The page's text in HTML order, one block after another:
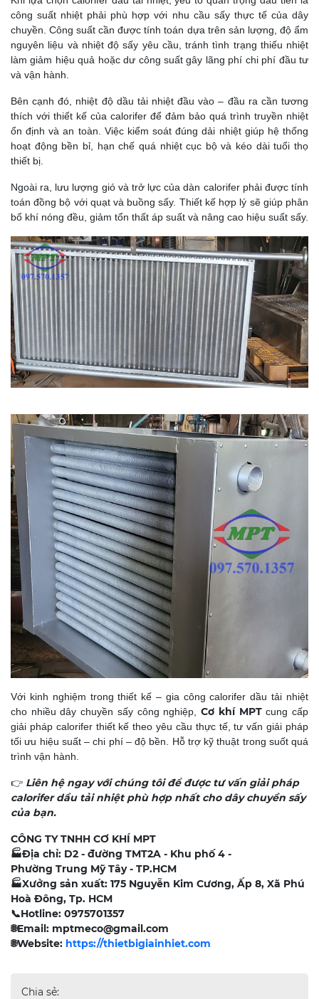
công suất nhiệt phải phù hợp với nhu cầu sấy thực tế của dây
chuyền. Công suất cần được tính toán dựa trên sản lượng, độ ẩm
nguyên liệu và nhiệt độ sấy yêu cầu, tránh tình trạng thiếu nhiệt
làm giảm hiệu quả hoặc dư công suất gây lãng phí chi phí đầu tư
và vận hành.
Bên cạnh đó, nhiệt độ dầu tải nhiệt đầu vào – đầu ra cần tương
thích với thiết kế của calorifer để đảm bảo quá trình truyền nhiệt
ổn định và an toàn. Việc kiểm soát đúng dải nhiệt giúp hệ thống
hoạt động bền bỉ, hạn chế quá nhiệt cục bộ và kéo dài tuổi thọ
thiết bị.
Ngoài ra, lưu lượng gió và trở lực của dàn calorifer phải được tính
toán đồng bộ với quạt và buồng sấy. Thiết kế hợp lý sẽ giúp phân
bố khí nóng đều, giảm tổn thất áp suất và nâng cao hiệu suất sấy.
Với kinh nghiệm trong thiết kế – gia công calorifer dầu tải nhiệt
cho nhiều dây chuyền sấy công nghiệp,Cơ khí MPTcung cấp
giải pháp calorifer thiết kế theo yêu cầu thực tế, tư vấn giải pháp
tối ưu hiệu suất – chi phí – độ bền. Hỗ trợ kỹ thuật trong suốt quá
trình vận hành.
👉 Liên hệ ngay với chúng tôi để được tư vấn giải pháp
calorifer dầu tải nhiệt phù hợp nhất cho dây chuyền sấy
của bạn.
CÔNG TY TNHH CƠ KHÍ MPT
🏭Địa chỉ: D2 - đường TMT2A - Khu phố 4 -
Phường Trung Mỹ Tây - TP.HCM
🏭Xưởng sản xuất: 175 Nguyễn Kim Cương, Ấp 8, Xã Phú
Hoà Đông, Tp. HCM
📞Hotline: 0975701357
🌐Email: mptmeco@gmail.com
🌐Website: https://thietbigiainhiet.com
Chia sẻ: